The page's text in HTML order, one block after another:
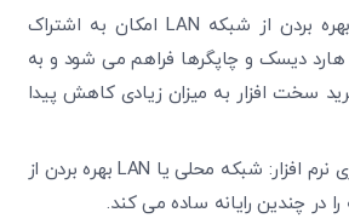
اشتراک منابع: با بهره بردن از شبکه LAN امکان به اشتراک
هارد دیسک و چاپگرها فراهم می شود و به
سخت افزار به میزان زیادی کاهش پیدا
امکان اشتراک گذاری نرم افزار: شبکه محلی یا LAN بهره بردن از
را در چندین رایانه ساده می کند.